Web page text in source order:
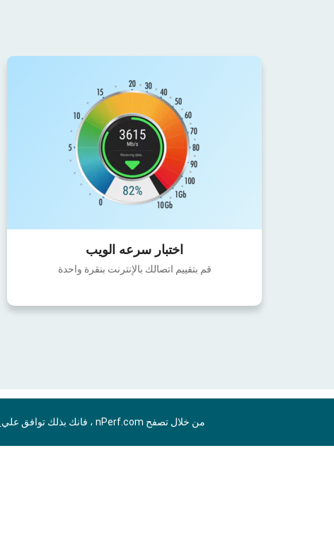
اختبار سرعه الويب
قم بتقييم اتصالك بالإنترنت بنقرة واحدة
من خلال تصفح nPerf.com ، فانك بذلك توافق علي